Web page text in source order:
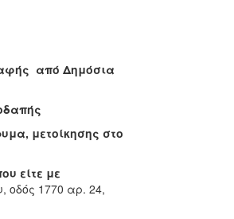
από Δημόσια
μετοίκησης στο
είτε με
οδός 1770 αρ. 24,